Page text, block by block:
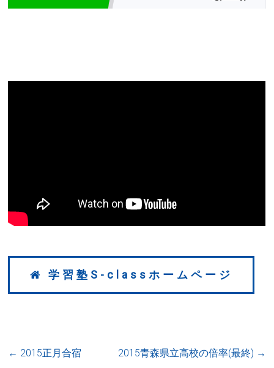
学習塾S-classホームページ
← 2015正月合宿 2015青森県立高校の倍率(最終) →